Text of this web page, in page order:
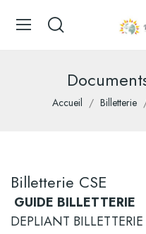
Accueil Billetterie
Billetterie CSE
GUIDE BILLETTERIE
DEPLIANT BILLETTERIE